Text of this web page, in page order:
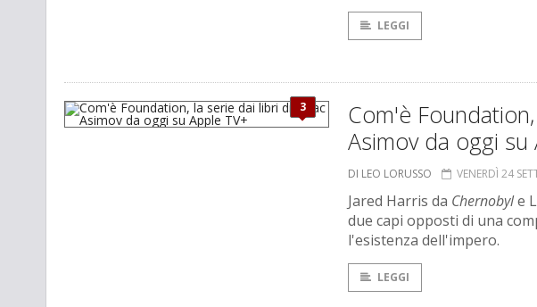
LEGGI
3
Com'è
Asimov da oggi su
DI LEO LORUSSO VENERDÌ 24
Jared Harris da Chernobyle
due capi opposti di una
l'esistenza dell'impero.
LEGGI